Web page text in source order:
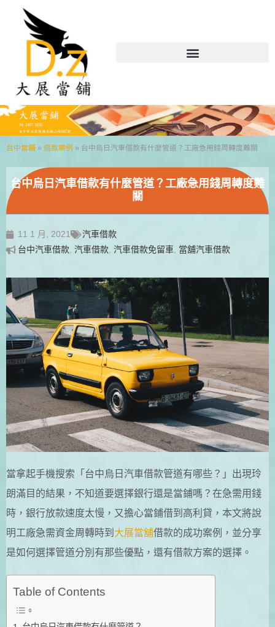
台中當舖 » 借款案例 » 台中烏日汽車借款有什麼管道？工廠急用錢周轉度難關
台中烏日汽車借款有什麼管道？工廠急用錢周轉度難
關
11 1 月, 2021
汽車借款
台中汽車借款, 汽車借款, 汽車借款免留車, 當舖汽車借款
當拿起手機搜索「台中烏日汽車借款管道有哪些？」出現玲
朗滿目的結果，不知道要選擇銀行還是當鋪嗎？在急需用錢
時，銀行放款速度太慢，又擔心當鋪借到高利貸，本文將說
明工廠急需資金周轉時到 大展當舖借款的成功案例，並分享
是如何選擇管道分別有那些優點，還有借款方案的選擇。
Table of Contents